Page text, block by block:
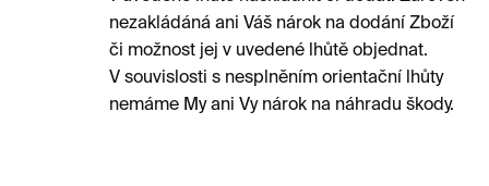
nezakládáná ani Váš nárok na dodání Zboží
či možnost jej v uvedené lhůtě objednat.
V souvislosti s nesplněním orientační lhůty
nemáme My ani Vy nárok na náhradu škody.